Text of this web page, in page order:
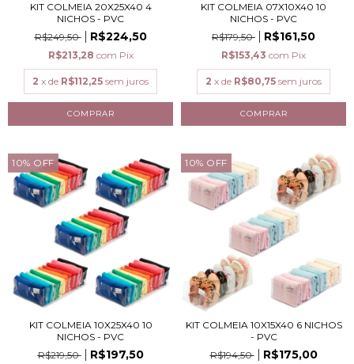
KIT COLMEIA 20X25X40 4
NICHOS - PVC
R$249,50
R$224,50
R$213,28 com Pix
2 x de R$112,25 sem juros
KIT COLMEIA 07X10X40 10
NICHOS - PVC
R$179,50
R$161,50
R$153,43 com Pix
2 x de R$80,75 sem juros
10% OFF
KIT COLMEIA 10X25X40 10
NICHOS - PVC
R$219,50
R$197,50
10% OFF
KIT COLMEIA 10X15X40 6 NICHOS
- PVC
R$194,50
R$175,00